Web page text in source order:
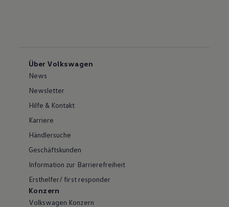
Über Volkswagen
News
Newsletter
Hilfe & Kontakt
Karriere
Händlersuche
Geschäftskunden
Information zur Barrierefreiheit
Ersthelfer/ first responder
Konzern
Volkswagen Konzern